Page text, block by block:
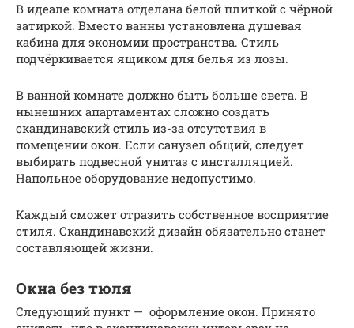
В идеале комната отделана белой плиткой с чёрной
затиркой. Вместо ванны установлена душевая
кабина для экономии пространства. Стиль
подчёркивается ящиком для белья из лозы.
В ванной комнате должно быть больше света. В
нынешних апартаментах сложно создать
скандинавский стиль из-за отсутствия в
помещении окон. Если санузел общий, следует
выбирать подвесной унитаз с инсталляцией.
Напольное оборудование недопустимо.
Каждый сможет отразить собственное восприятие
стиля. Скандинавский дизайн обязательно станет
составляющей жизни.
Окна без тюля
Следующий пункт — оформление окон. Принято